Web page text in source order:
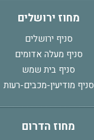
מחוז ירושלים
סניף ירושלים
סניף מעלה אדומים
סניף בית שמש
סניף מודיעין-מכבים-רעות
מחוז הדרום